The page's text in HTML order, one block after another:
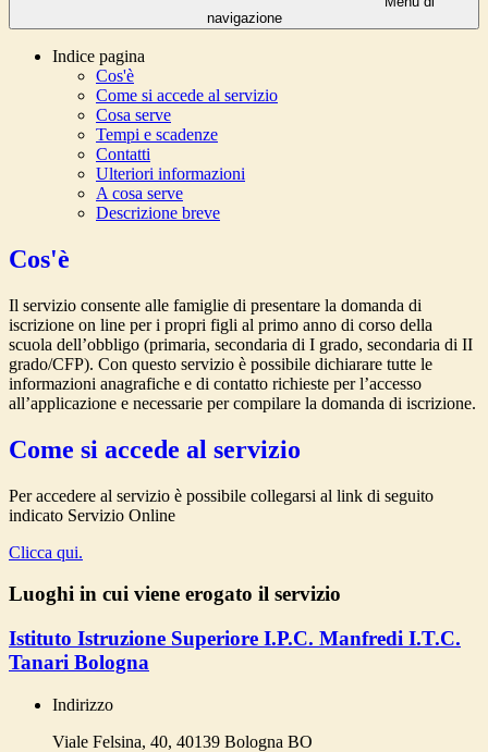
navigazione
Indice pagina
Cos'è
Come si accede al servizio
Cosa serve
Tempi e scadenze
Contatti
Ulteriori informazioni
A cosa serve
Descrizione breve
Cos'è
Il servizio consente alle famiglie di presentare la domanda di
iscrizione on line per i propri figli al primo anno di corso della
scuola dell’obbligo (primaria, secondaria di I grado, secondaria di II
grado/CFP). Con questo servizio è possibile dichiarare tutte le
informazioni anagrafiche e di contatto richieste per l’accesso
all’applicazione e necessarie per compilare la domanda di iscrizione.
Come si accede al servizio
Per accedere al servizio è possibile collegarsi al link di seguito
indicato Servizio Online
Clicca qui.
Luoghi in cui viene erogato il servizio
Istituto Istruzione Superiore I.P.C. Manfredi I.T.C.
Tanari Bologna
Indirizzo
Viale Felsina, 40, 40139 Bologna BO